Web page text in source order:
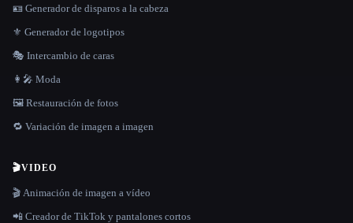
🪪 Generador de disparos a la cabeza
⚜️ Generador de logotipos
🎭 Intercambio de caras
👩‍🎤 Moda
🖼️ Restauración de fotos
🔁 Variación de imagen a imagen
🎬VIDEO
🎬 Animación de imagen a vídeo
📲 Creador de TikTok y pantalones cortos